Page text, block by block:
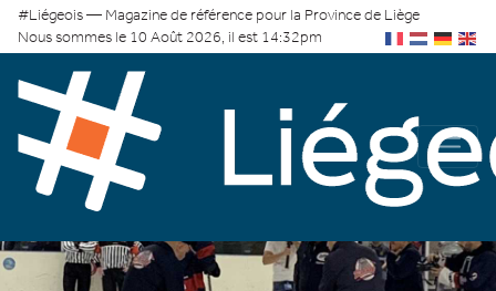
#Liégeois — Magazine de référence pour la Province de Liège
Nous sommes le 10 Août 2026, il est 14:32pm